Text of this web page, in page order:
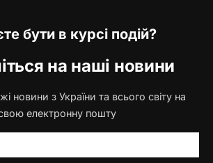
бути в курсі подій?
на наші новини
новини з України та всього світу на
електронну пошту